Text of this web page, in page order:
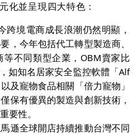
化並呈現四大特色：
跨境電商成長浪潮仍然明顯，
，今年包括代工轉型製造商、
不同類型企業，OBM賣家比
如知名居家安全監控軟體「Alf
及寵物食品相關「倍力寵物」
保有優異的製造與創新技術，
要性。
遜全球開店持續推動台灣不同